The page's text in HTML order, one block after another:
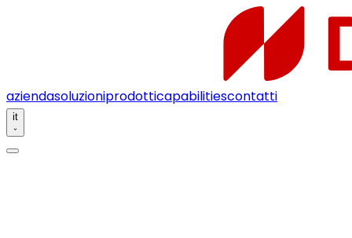
aziendasoluzioniprodotticapabilitiescontatti
it